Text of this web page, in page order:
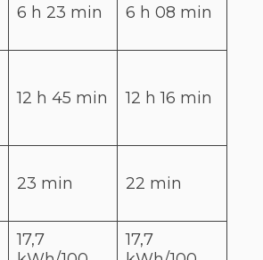
6 h 23 min 6 h 08 min
12 h 45 min 12 h 16 min
23 min 22 min
17,7
17,7